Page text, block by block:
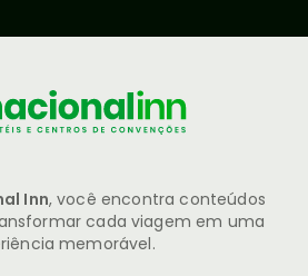
Inn, você encontra conteúdos
cada viagem em uma
memorável.